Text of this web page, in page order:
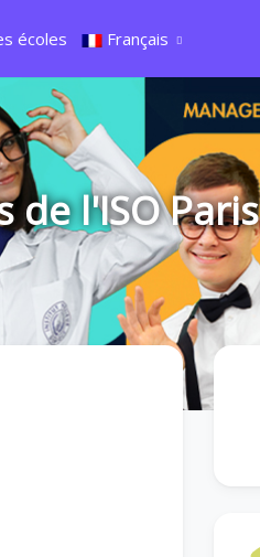
écoles Français
de l'ISO Paris